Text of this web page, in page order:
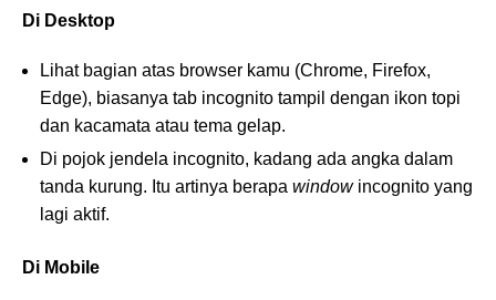
Di Desktop
Lihat bagian atas browser kamu (Chrome, Firefox,
Edge), biasanya tab incognito tampil dengan ikon topi
dan kacamata atau tema gelap.
Di pojok jendela incognito, kadang ada angka dalam
tanda kurung. Itu artinya berapa windowincognito yang
lagi aktif.
Di Mobile